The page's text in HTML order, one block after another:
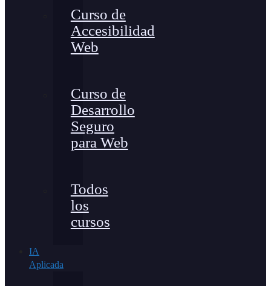
Curso de
Accesibilidad
Web
Curso de
Desarrollo
Seguro
para Web
Todos
los
cursos
IA
Aplicada